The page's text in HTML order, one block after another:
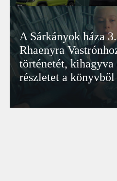
A Sárkányok háza
Rhaenyra
történetét, kihagyva
részletet a könyvből